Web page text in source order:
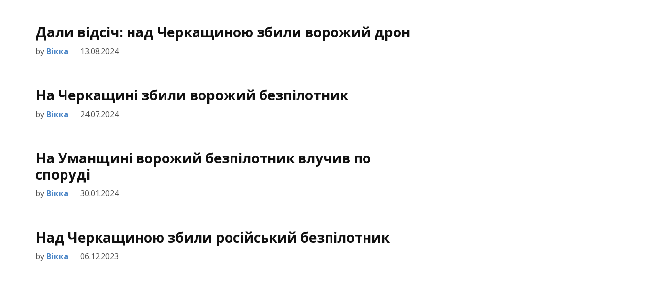
Дали відсіч: над Черкащиною збили ворожий дрон
by Вікка 13.08.2024
На Черкащині збили ворожий безпілотник
by Вікка 24.07.2024
На Уманщині ворожий безпілотник влучив по
споруді
by Вікка 30.01.2024
Над Черкащиною збили російський безпілотник
by Вікка 06.12.2023